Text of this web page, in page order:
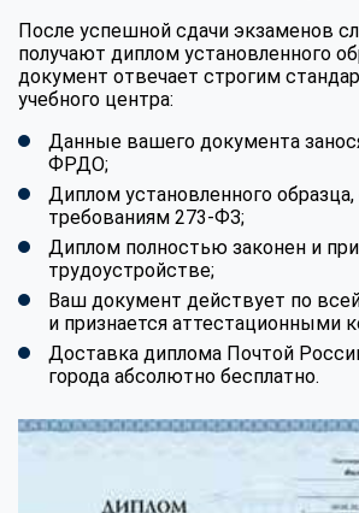
После успешной сдачи экзаменов
получают диплом установленного
документ отвечает строгим
учебного центра:
Данные вашего документа
ФРДО;
Диплом установленного
требованиям 273-ФЗ;
Диплом полностью законен и
трудоустройстве;
Ваш документ действует по
и признается аттестационными
Доставка диплома Почтой
города абсолютно бесплатно.